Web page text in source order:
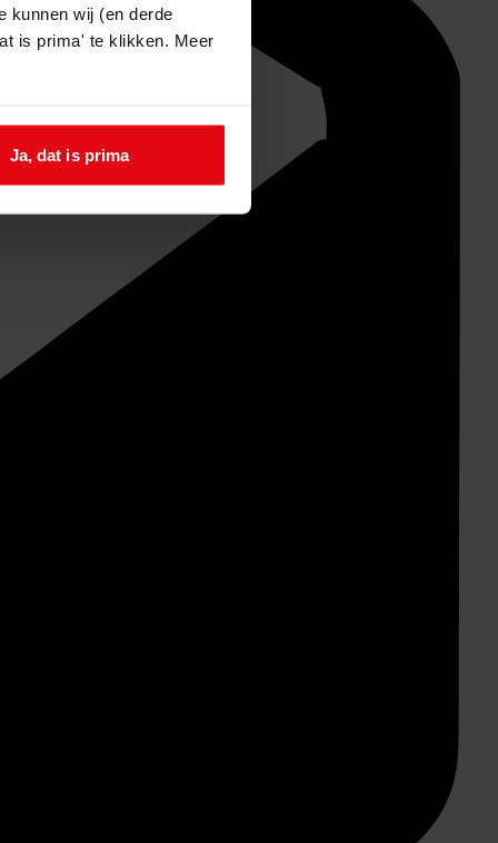
kunnen wij (en derde
is prima' te klikken. Meer
Ja, dat is prima